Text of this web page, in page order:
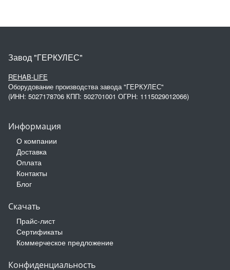
Завод "ГЕРКУЛЕС"
REHAB-LIFE
Оборудование производства завода "ГЕРКУЛЕС"
(ИНН: 5027178706 КПП: 502701001 ОГРН: 1115029012066)
Информация
О компании
Доставка
Оплата
Контакты
Блог
Скачать
Прайс-лист
Сертификаты
Коммерческое предложение
Конфиденциальность